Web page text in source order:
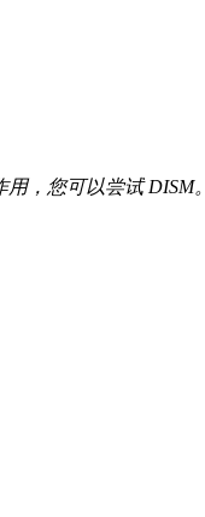
，您可以尝试 DISM。